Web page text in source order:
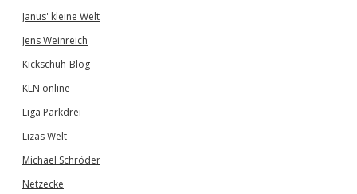
Janus' kleine Welt
Jens Weinreich
Kickschuh-Blog
KLN online
Liga Parkdrei
Lizas Welt
Michael Schröder
Netzecke